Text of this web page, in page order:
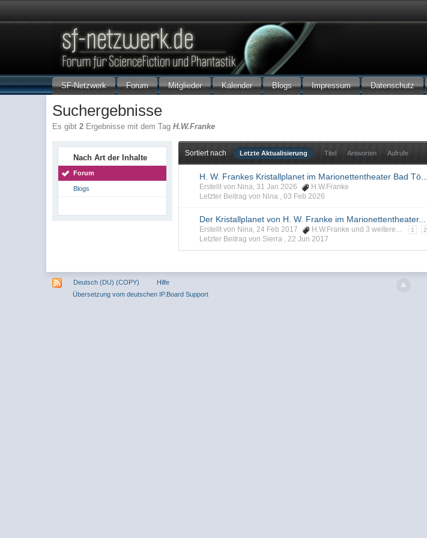
SF-Netzwerk Forum Mitglieder Kalender Blogs Impressum Datenschutz
Suchergebnisse
Es gibt2 Ergebnisse mit dem TagH.W.Franke
Nach Art der Inhalte
Forum
Blogs
Sortiert nach Letzte Aktualisierung Titel Antworten Aufrufe
H. W. Frankes Kristallplanet im Marionettentheater Bad Tö...
Erstellt von Nina, 31 Jan 2026
H.W.Franke
Letzter Beitrag von Nina ,03 Feb 2026
Der Kristallplanet von H. W. Franke im Marionettentheater...
Erstellt von Nina, 24 Feb 2017
H.W.Franke und 3 weitere... 1 2
Letzter Beitrag von Sierra ,22 Jun 2017
Deutsch (DU) (COPY)
Hilfe
Übersetzung vom deutschen IP.Board Support